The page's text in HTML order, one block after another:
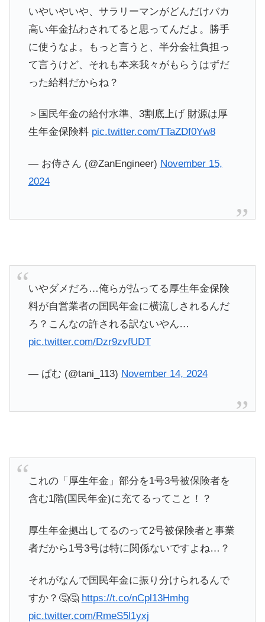
いやいやいや、サラリーマンがどんだけバカ
高い年金払わされてると思ってんだよ。勝手
に使うなよ。もっと言うと、半分会社負担っ
て言うけど、それも本来我々がもらうはずだ
った給料だからね？
＞国民年金の給付水準、3割底上げ 財源は厚
生年金保険料 pic.twitter.com/TTaZDf0Yw8
— お侍さん (@ZanEngineer) November 15,
2024
いやダメだろ…俺らが払ってる厚生年金保険
料が自営業者の国民年金に横流しされるんだ
ろ？こんなの許される訳ないやん…
pic.twitter.com/Dzr9zvfUDT
— ぱむ (@tani_113) November 14, 2024
これの「厚生年金」部分を1号3号被保険者を
含む1階(国民年金)に充てるってこと！？
厚生年金拠出してるのって2号被保険者と事業
者だから1号3号は特に関係ないですよね…？
それがなんで国民年金に振り分けられるんで
すか？🤔🤔 https://t.co/nCpl13Hmhg
pic.twitter.com/RmeS5l1yxj